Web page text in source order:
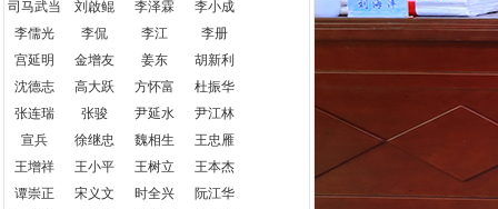
司马武当
刘啟鲲 李泽霖
李小成
李儒光
李侃 李江
李册
宫延明
金增友 姜东
胡新利
沈德志
高大跃 方怀富
杜振华
张连瑞
张骏 尹延水
尹江林
宣兵
徐继忠 魏相生
王忠雁
王增祥
王小平 王树立
王本杰
谭崇正
宋义文 时全兴
阮江华